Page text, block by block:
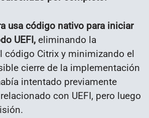
usa código nativo para iniciar
UEFI, eliminando la
código Citrix y minimizando el
cierre de la implementación
intentado previamente
con UEFI, pero luego